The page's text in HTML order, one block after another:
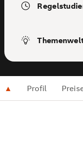
▲ Profil